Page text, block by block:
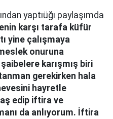
yaptıüğı paylaşımda
karşı tarafa küfür
yine çalışmaya
onuruna
karışmış biri
gerekirken hala
hayretle
edip iftira ve
da anlıyorum. İftira